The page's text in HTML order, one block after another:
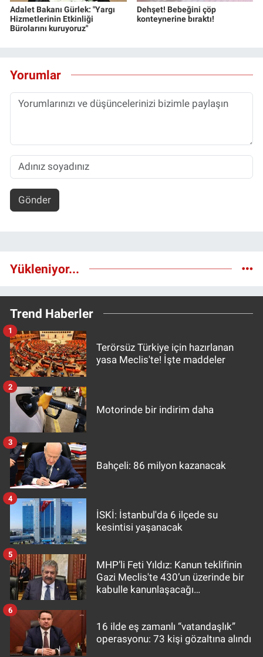
Adalet Bakanı Gürlek: "Yargı
Hizmetlerinin Etkinliği
Bürolarını kuruyoruz"
Dehşet! Bebeğini çöp
konteynerine bıraktı!
Yorumlar
Gönder
Yükleniyor...
Trend Haberler
Terörsüz Türkiye için hazırlanan
yasa Meclis'te! İşte maddeler
1
Motorinde bir indirim daha
2
Bahçeli: 86 milyon kazanacak
3
İSKİ: İstanbul'da 6 ilçede su
kesintisi yaşanacak
4
MHP’li Feti Yıldız: Kanun teklifinin
Gazi Meclis'te 430’un üzerinde bir
kabulle kanunlaşacağı
5
16 ilde eş zamanlı “vatandaşlık”
operasyonu: 73 kişi gözaltına alındı
6